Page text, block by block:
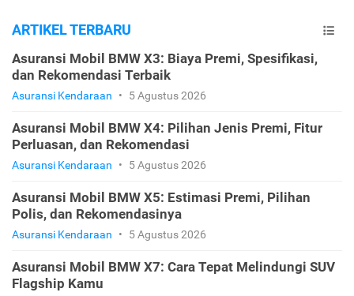
ARTIKEL TERBARU
Asuransi Mobil BMW X3: Biaya Premi, Spesifikasi,
dan Rekomendasi Terbaik
Asuransi Kendaraan • 5 Agustus 2026
Asuransi Mobil BMW X4: Pilihan Jenis Premi, Fitur
Perluasan, dan Rekomendasi
Asuransi Kendaraan • 5 Agustus 2026
Asuransi Mobil BMW X5: Estimasi Premi, Pilihan
Polis, dan Rekomendasinya
Asuransi Kendaraan • 5 Agustus 2026
Asuransi Mobil BMW X7: Cara Tepat Melindungi SUV
Flagship Kamu